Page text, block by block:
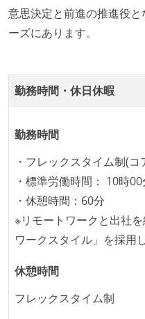
オープンな情報共有
KPI などチームの目標
ドキュメントの整備
レッジの共有を積極的
労働環境の自由度
フレックスタイム制ま
職業安定法に対応す
受動喫煙防止措置：
意思決定と前進の推進役
ーズにあります。
勤務時間・休日休暇
勤務時間
・フレックスタイム制(
・標準労働時間： 10時
・休憩時間：60分
※リモートワークと出社
ワークスタイル」を採用
休憩時間
フレックスタイム制